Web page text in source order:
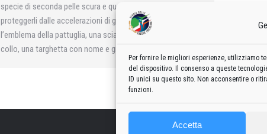
Per fornire le migliori esperienze, utilizziamo
del dispositivo. Il consenso a queste
ID unici su questo sito. Non acconsentire o
funzioni.
Accetta
specie di seconda pelle scura e quel grinzosa che deve
proteggerli dalle accelerazioni di gravità, spiccano i gradi,
l’emblema della pattuglia, una sciarpa di seta annodata al
collo, una targhetta con nome e gruppo sanguigno….